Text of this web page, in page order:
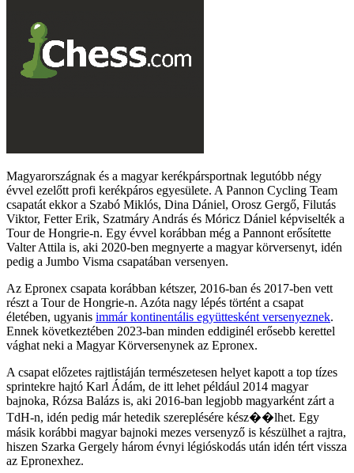
Magyarországnak és a magyar kerékpársportnak legutóbb négy
évvel ezelőtt profi kerékpáros egyesülete. A Pannon Cycling Team
csapatát ekkor a Szabó Miklós, Dina Dániel, Orosz Gergő, Filutás
Viktor, Fetter Erik, Szatmáry András és Móricz Dániel képviselték a
Tour de Hongrie-n. Egy évvel korábban még a Pannont erősítette
Valter Attila is, aki 2020-ben megnyerte a magyar körversenyt, idén
pedig a Jumbo Visma csapatában versenyen.
Az Epronex csapata korábban kétszer, 2016-ban és 2017-ben vett
részt a Tour de Hongrie-n. Azóta nagy lépés történt a csapat
életében, ugyanis immár kontinentális együttesként versenyeznek.
Ennek következtében 2023-ban minden eddiginél erősebb kerettel
vághat neki a Magyar Körversenynek az Epronex.
A csapat előzetes rajtlistáján természetesen helyet kapott a top tízes
sprintekre hajtó Karl Ádám, de itt lehet például 2014 magyar
bajnoka, Rózsa Balázs is, aki 2016-ban legjobb magyarként zárt a
TdH-n, idén pedig már hetedik szereplésére kész��lhet. Egy
másik korábbi magyar bajnoki mezes versenyző is készülhet a rajtra,
hiszen Szarka Gergely három évnyi légióskodás után idén tért vissza
az Epronexhez.